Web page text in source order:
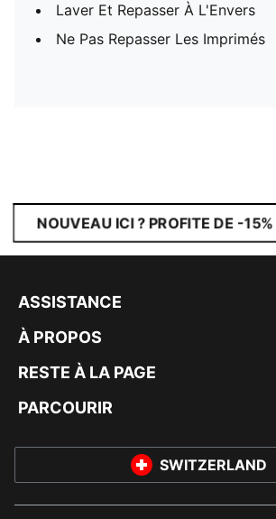
Laver Et Repasser À L'Envers
Ne Pas Repasser Les Imprimés
NOUVEAU ICI ? PROFITE DE -15%
ASSISTANCE
À PROPOS
RESTE À LA PAGE
PARCOURIR
SWITZERLAND